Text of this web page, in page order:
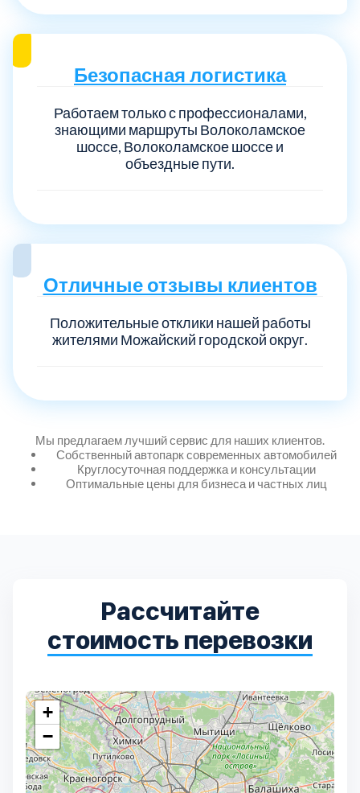
Безопасная логистика
Работаем только с профессионалами,
знающими маршруты Волоколамское
шоссе, Волоколамское шоссе и
объездные пути.
Отличные отзывы клиентов
Положительные отклики нашей работы
жителями Можайский городской округ.
Мы предлагаем лучший сервис для наших клиентов.
Собственный автопарк современных автомобилей
Круглосуточная поддержка и консультации
Оптимальные цены для бизнеса и частных лиц
Рассчитайте
стоимость перевозки
+
−
Волоколамский 3
Воскресенский 7